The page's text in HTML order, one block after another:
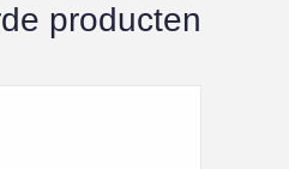
producten